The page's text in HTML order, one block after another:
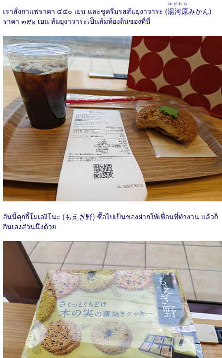
เราสั่งกาแฟราคา ๔๔๐ เยน และชูครีมรสส้มยุงาวาระ (湯河原
ゆがわら
みかん)
ราคา ๓๙๖ เยน ส้มยุงาวาระเป็นส้มท้องถิ่นของที่นี่
อันนี้คุกกี้โมเองิโนะ (もえぎ野) ซื้อไปเป็นของฝากให้เพื่อนที่ทำงาน แล้วก็
กินเองส่วนนึงด้วย